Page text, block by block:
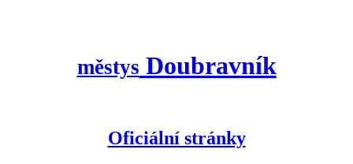
městys Doubravník
Oficiální stránky